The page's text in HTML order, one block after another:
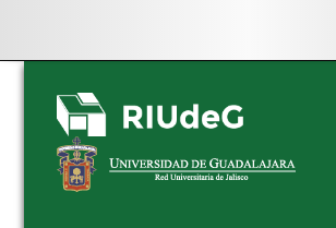
Skip
navigation